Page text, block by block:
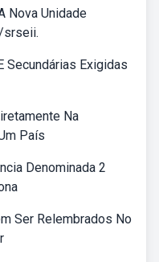
Nova Unidade
srseii.
Secundárias Exigidas
Na
País
Denominada 2
Ser Relembrados No